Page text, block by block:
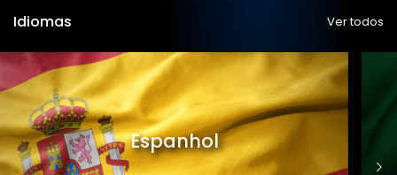
Idiomas Ver todos
Espanhol